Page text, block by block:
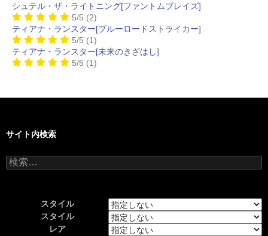
シュテル・ザ・ライトニング[ファントムブレイズ]
5/5 (2)
ティアナ・ランスター[ブルーロードストライカー]
5/5 (1)
ティアナ・ランスター[未来のきざはし]
5/5 (1)
サイト内検索
検
索:
スタイル
スタイル
レア